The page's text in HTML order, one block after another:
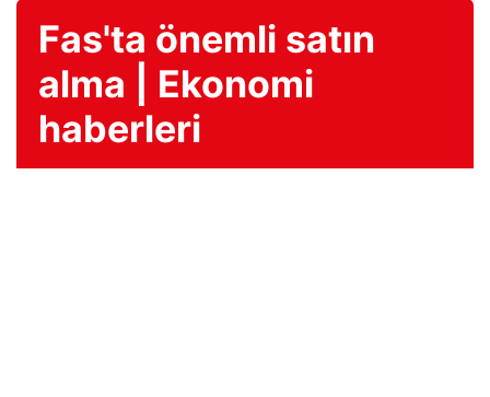
Fas'ta önemli satın
alma | Ekonomi
haberleri